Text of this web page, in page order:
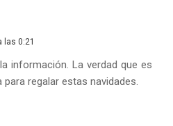
las 0:21
información. La verdad que es
regalar estas navidades.